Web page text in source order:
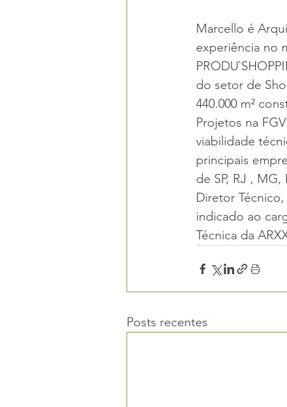
Marcello é
experiência no
do setor de
440.000 m²
Projetos na
viabilidade
principais
de SP, RJ , MG,
Diretor
indicado ao
Técnica da
Posts recentes